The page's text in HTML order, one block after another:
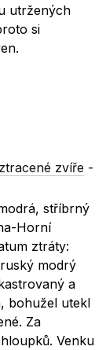
utržených
si
ztracené zvíře -
stříbrný
Horní
ztráty:
modrý
a
bohužel utekl
Za
Venku